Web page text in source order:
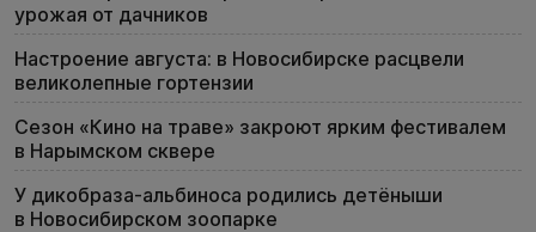
урожая от дачников
Настроение августа: в Новосибирске расцвели
великолепные гортензии
Сезон «Кино на траве» закроют ярким фестивалем
в Нарымском сквере
У дикобраза-альбиноса родились детёныши
в Новосибирском зоопарке